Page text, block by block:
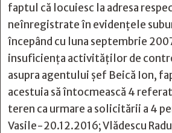
faptul că locuiesc la adresa
neînregistrate în evidenţele
începând cu luna septembrie
insuficienţa activităţilor de
asupra agentului şef Beică Ion,
acestuia să întocmească 4
teren ca urmare a solicitării a 4
Vasile-20.12.2016; Vlădescu